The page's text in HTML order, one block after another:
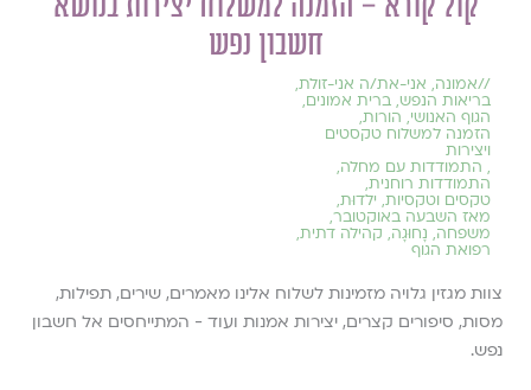
חשבון נפש
//אמונה, אני-את/ה אני-זולת,
בריאות הנפש, ברית אמונים,
הגוף האנושי, הורות,
הזמנה למשלוח טקסטים
ויצירות
, התמודדות עם מחלה,
התמודדות רוחנית,
טקסים וטקסיות, ילדוּת,
מאז השבעה באוקטובר,
משפחה, נָחוּגָה, קהילה דתית,
רפואת הגוף
צוות מגזין גלויה מזמינות לשלוח אלינו מאמרים, שירים, תפילות,
מסות, סיפורים קצרים, יצירות אמנות ועוד - המתייחסים אל חשבון
נפש.